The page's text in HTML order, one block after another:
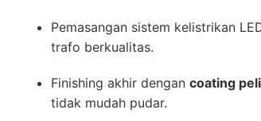
Pemasangan sistem kelistrikan
trafo berkualitas.
Finishing akhir dengan coating
tidak mudah pudar.